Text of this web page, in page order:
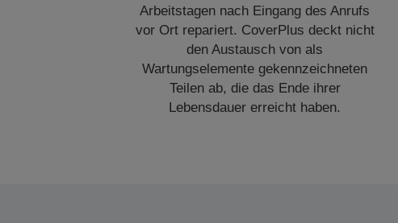
Arbeitstagen nach Eingang des Anrufs
vor Ort repariert. CoverPlus deckt nicht
den Austausch von als
Wartungselemente gekennzeichneten
Teilen ab, die das Ende ihrer
Lebensdauer erreicht haben.